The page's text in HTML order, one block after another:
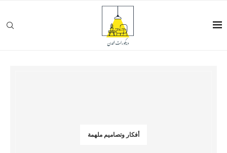
أفكار وتصاميم ملهمة